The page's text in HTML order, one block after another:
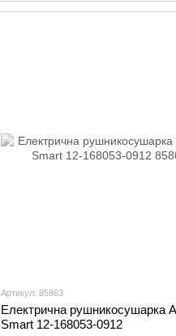
Артикул: 85863
Електрична рушникосушарка
Smart 12-168053-0912